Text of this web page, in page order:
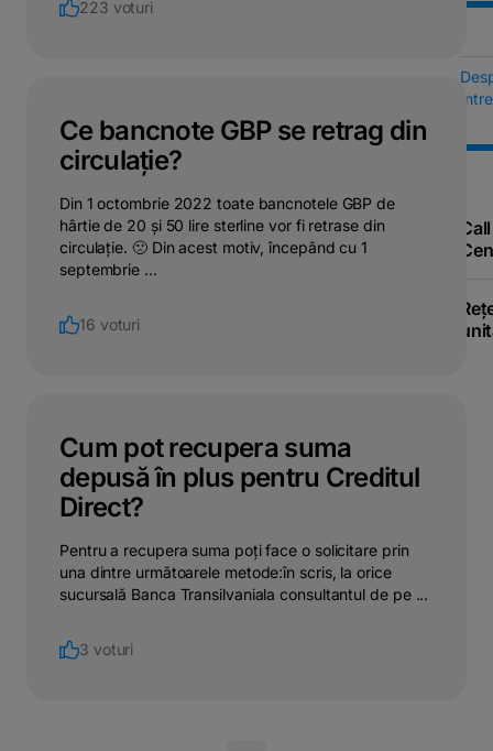
Call
223 voturi
Ce bancnote GBP se retrag din
circulație?
Din 1 octombrie 2022 toate bancnotele GBP de
hârtie de 20 și 50 lire sterline vor fi retrase din
circulație. 🙁 Din acest motiv, începând cu 1
septembrie ...
16 voturi
Cum pot recupera suma
depusă în plus pentru Creditul
Direct?
Pentru a recupera suma poți face o solicitare prin
una dintre următoarele metode:în scris, la orice
sucursală Banca Transilvaniala consultantul de pe ...
3 voturi